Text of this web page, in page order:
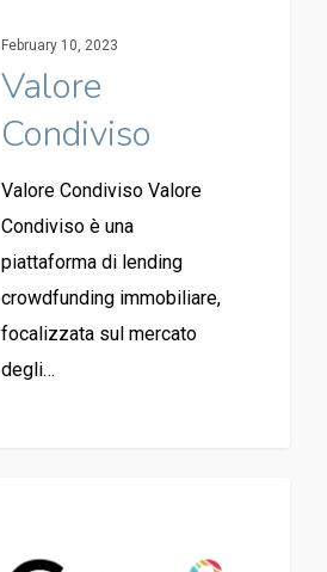
February 10, 2023
Valore
Condiviso
Valore Condiviso Valore
Condiviso è una
piattaforma di lending
crowdfunding immobiliare,
focalizzata sul mercato
degli…